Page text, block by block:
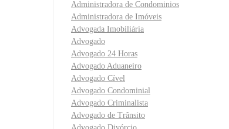
Administradora de Condominios
Administradora de Imóveis
Advogada Imobiliária
Advogado
Advogado 24 Horas
Advogado Aduaneiro
Advogado Cível
Advogado Condominial
Advogado Criminalista
Advogado de Trânsito